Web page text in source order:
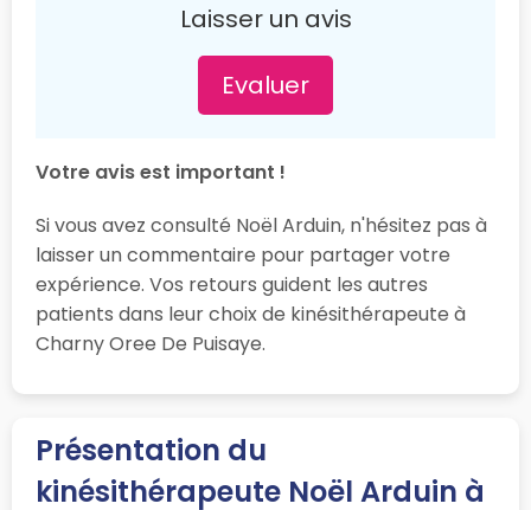
Laisser un avis
Evaluer
Votre avis est important !
Si vous avez consulté Noël Arduin, n'hésitez pas à
laisser un commentaire pour partager votre
expérience. Vos retours guident les autres
patients dans leur choix de kinésithérapeute à
Charny Oree De Puisaye.
Présentation du
kinésithérapeute Noël Arduin à